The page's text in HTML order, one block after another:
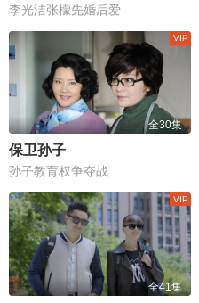
李光洁张檬先婚后爱
全30集
保卫孙子
孙子教育权争夺战
全41集